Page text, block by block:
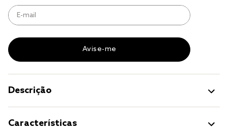
Descrição
Características